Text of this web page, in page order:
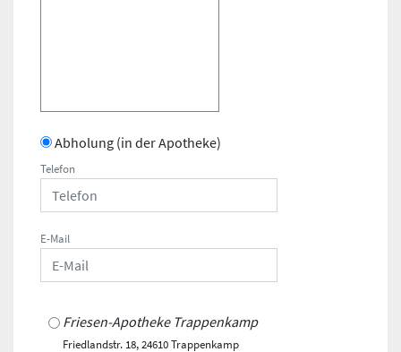
Abholung (in der Apotheke)
Telefon
E-Mail
Friesen-Apotheke Trappenkamp
Friedlandstr. 18, 24610 Trappenkamp